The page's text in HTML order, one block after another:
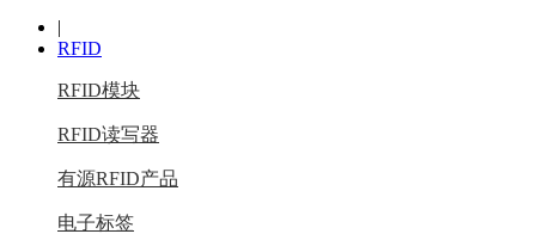
|
RFID
RFID模块
RFID读写器
有源RFID产品
电子标签